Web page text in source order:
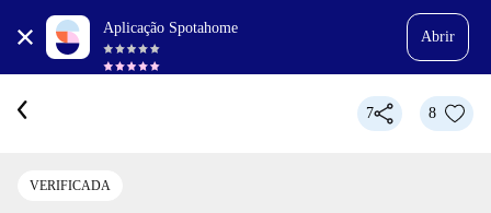
Aplicação Spotahome
Abrir
7 8
VERIFICADA